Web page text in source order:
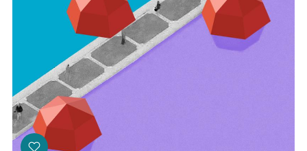
Veikals
Kontakti